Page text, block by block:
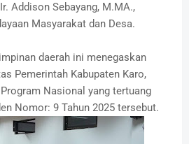
Addison Sebayang, M.MA.,
Masyarakat dan Desa.
daerah ini menegaskan
Pemerintah Kabupaten Karo,
Nasional yang tertuang
Nomor: 9 Tahun 2025 tersebut.